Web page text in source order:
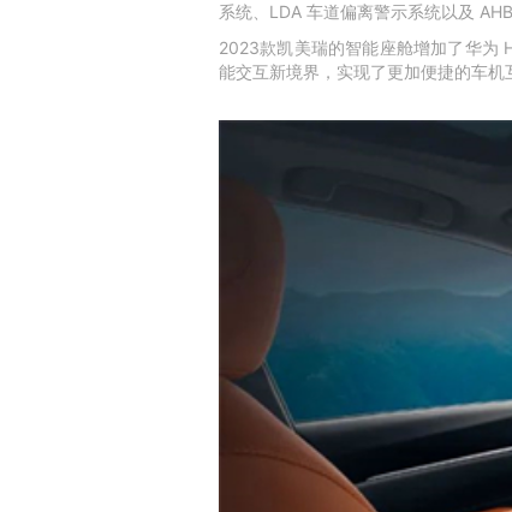
系统、LDA 车道偏离警示系统以及
2023款凯美瑞的智能座舱增加了华为
能交互新境界，实现了更加便捷的车机